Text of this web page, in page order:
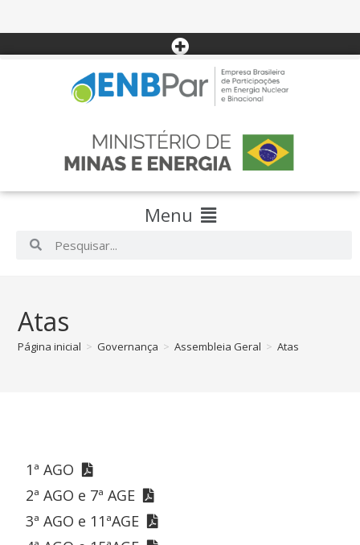
Menu
Atas
Página inicial > Governança > Assembleia Geral > Atas
1ª AGO
2ª AGO e 7ª AGE
3ª AGO e 11ªAGE